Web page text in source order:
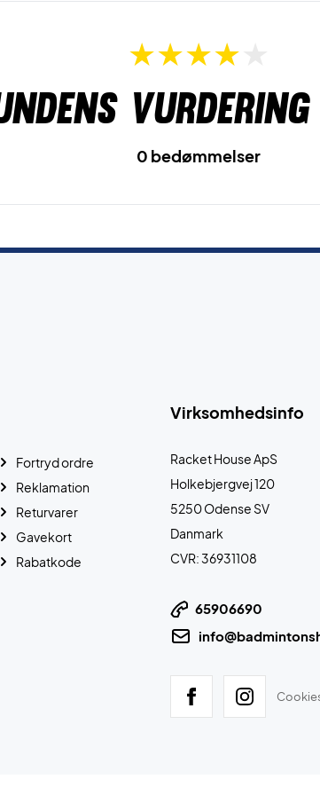
vurdering
0 bedømmelser
Virksomhedsinfo
Racket House ApS
Holkebjergvej 120
5250 Odense SV
Danmark
CVR: 36931108
65906690
Fortryd ordre
Reklamation
Returvarer
Gavekort
Rabatkode